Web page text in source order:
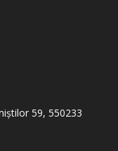
59, 550233